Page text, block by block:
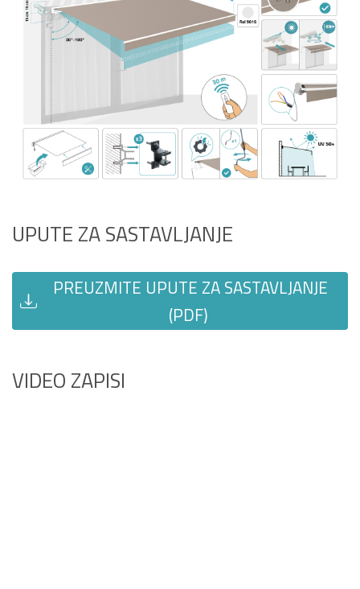
UPUTE ZA SASTAVLJANJE
PREUZMITE UPUTE ZA SASTAVLJANJE
(PDF)
VIDEO ZAPISI